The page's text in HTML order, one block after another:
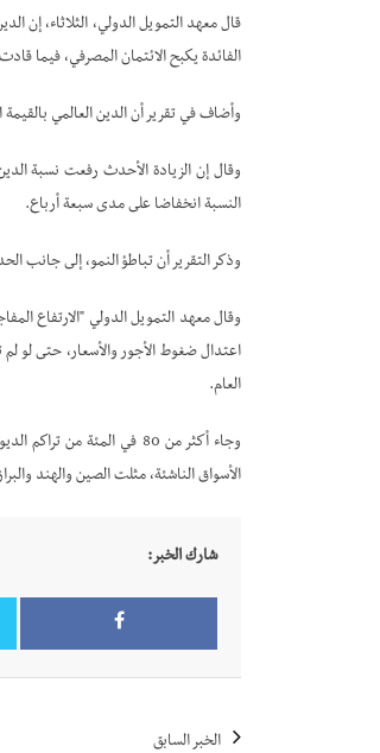
الفائدة يكبح الائتمان المصرفي، فيما
وأضاف في تقرير أن الدين العالمي بالقيمة الدولارية ارتفع 10 تريليونات دولار في النصف الأول من
النسبة انخفاضا على مدى سبعة أرباع.
وذكر التقرير أن تباطؤ النمو، إلى جانب
وقال معهد التمويل الدولي "الارتفاع
العام.
وجاء أكثر من 80 في المئة
الأسواق الناشئة، مثلت الصين والهند
شارك الخبر:
الخبر السابق